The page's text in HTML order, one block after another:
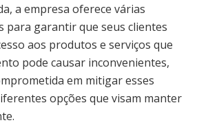
a empresa oferece várias
para garantir que seus clientes
aos produtos e serviços que
pode causar inconvenientes,
em mitigar esses
opções que visam manter